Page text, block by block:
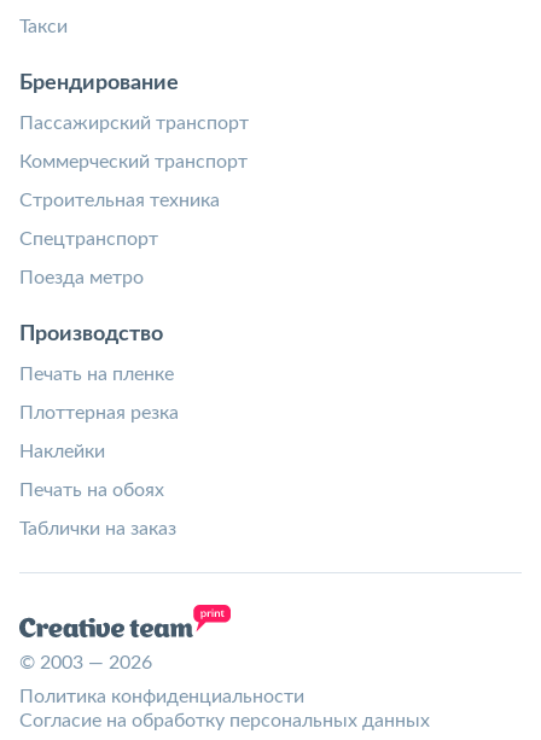
Такси
Брендирование
Пассажирский транспорт
Коммерческий транспорт
Строительная техника
Спецтранспорт
Поезда метро
Производство
Печать на пленке
Плоттерная резка
Наклейки
Печать на обоях
Таблички на заказ
© 2003 — 2026
Политика конфиденциальности
Согласие на обработку персональных данных